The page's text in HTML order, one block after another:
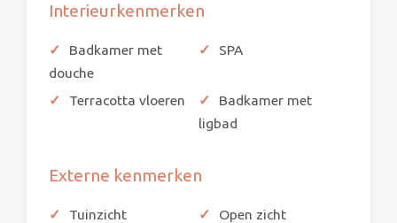
Interieurkenmerken
Badkamer met
douche
SPA
Terracotta vloeren
Badkamer met
ligbad
Externe kenmerken
Tuinzicht
Open zicht